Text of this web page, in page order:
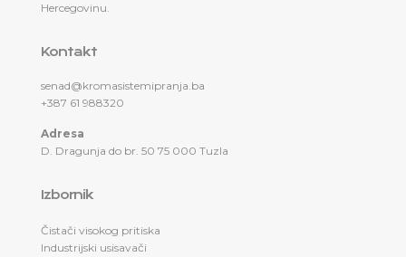
Hercegovinu.
Kontakt
senad@kromasistemipranja.ba
+387 61 988320
Adresa
D. Dragunja do br. 50 75 000 Tuzla
Izbornik
Čistači visokog pritiska
Industrijski usisavači